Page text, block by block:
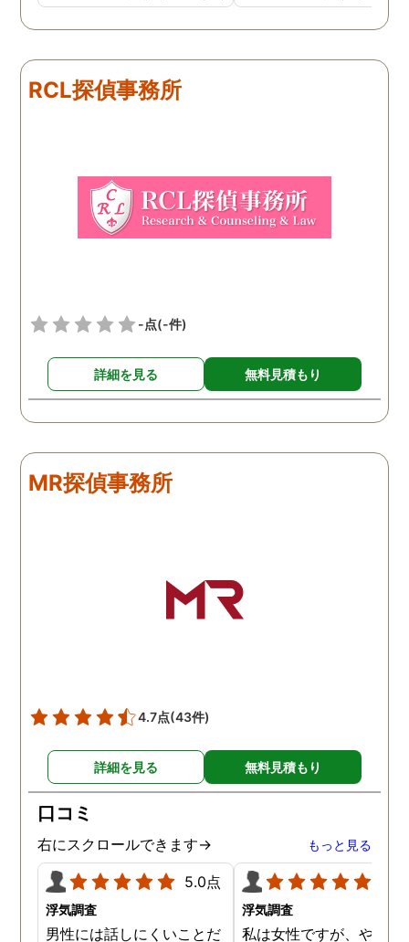
を依頼することを勧めら
れ、私は一度相談してみま
に見積もりをもらったとこ
ろ、それほど財布への負担
複雑ですが感謝していま
慮し、引越しましたので
もう大丈夫かと思います
RCL探偵事務所
-点(-件)
詳細を見る 無料見積もり
MR探偵事務所
4.7点(43件)
詳細を見る 無料見積もり
口コミ
右にスクロールできます→ もっと見る
5.0点
浮気調査
男性には話しにくいことだ
浮気調査
私は女性ですが、やはり